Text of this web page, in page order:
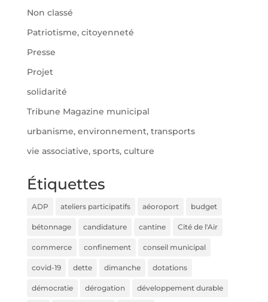
Non classé
Patriotisme, citoyenneté
Presse
Projet
solidarité
Tribune Magazine municipal
urbanisme, environnement, transports
vie associative, sports, culture
Étiquettes
ADP ateliers participatifs aéoroport budget
bétonnage candidature cantine Cité de l'Air
commerce confinement conseil municipal
covid-19 dette dimanche dotations
démocratie dérogation développement durable